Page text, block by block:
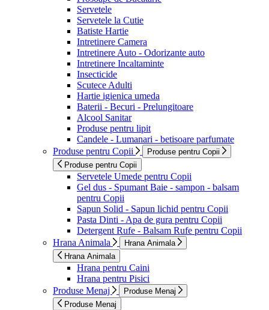
Servetele
Servetele la Cutie
Batiste Hartie
Intretinere Camera
Intretinere Auto - Odorizante auto
Intretinere Incaltaminte
Insecticide
Scutece Adulti
Hartie igienica umeda
Baterii - Becuri - Prelungitoare
Alcool Sanitar
Produse pentru lipit
Candele - Lumanari - betisoare parfumate
Produse pentru Copii
Produse pentru Copii
Produse pentru Copii
Servetele Umede pentru Copii
Gel dus - Spumant Baie - sampon - balsam
pentru Copii
Sapun Solid - Sapun lichid pentru Copii
Pasta Dinti - Apa de gura pentru Copii
Detergent Rufe - Balsam Rufe pentru Copii
Hrana Animala
Hrana Animala
Hrana Animala
Hrana pentru Caini
Hrana pentru Pisici
Produse Menaj
Produse Menaj
Produse Menaj